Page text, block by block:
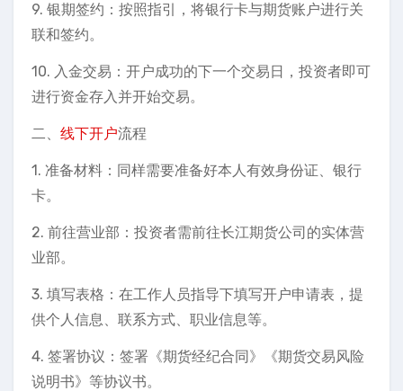
9. 银期签约：按照指引，将银行卡与期货账户进行关
联和签约。
10. 入金交易：开户成功的下一个交易日，投资者即可
进行资金存入并开始交易。
二、 线下开户流程
1. 准备材料：同样需要准备好本人有效身份证、银行
卡。
2. 前往营业部：投资者需前往长江期货公司的实体营
业部。
3. 填写表格：在工作人员指导下填写开户申请表，提
供个人信息、联系方式、职业信息等。
4. 签署协议：签署《期货经纪合同》《期货交易风险
说明书》等协议书。